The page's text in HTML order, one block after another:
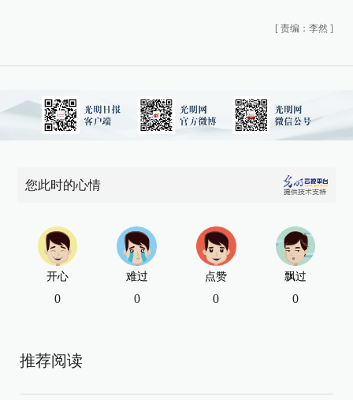
[ 责编：李然 ]
您此时的心情
开心
0
难过
0
点赞
0
飘过
0
推荐阅读